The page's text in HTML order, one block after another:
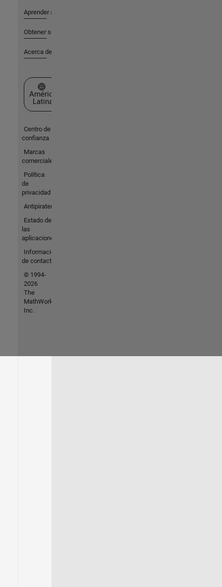
Aprender a utilizar
Obtener soporte
Acerca de MathWorks
Seleccione un país/idioma
América
Latina
Centro de
confianza
Marcas
comerciales
Política
de
privacidad
Antipiratería
Estado de
las
aplicaciones
Información
de contacto
© 1994-
2026
The
MathWorks,
Inc.